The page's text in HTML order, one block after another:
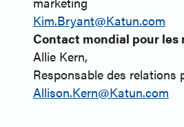
Kim.Bryant@Katun.com
Contact mondial pour les
Allie Kern,
Responsable des relations
Allison.Kern@Katun.com